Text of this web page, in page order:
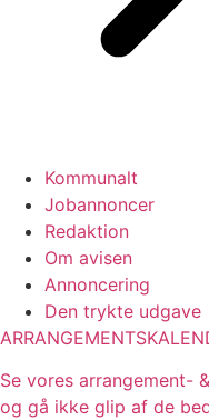
Kommunalt
Jobannoncer
Redaktion
Om avisen
Annoncering
Den trykte udgave
Se vores arrangement-
og gå ikke glip af de